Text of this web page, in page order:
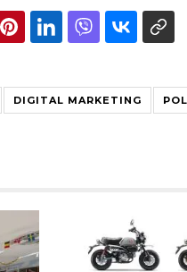
DIGITAL MARKETING